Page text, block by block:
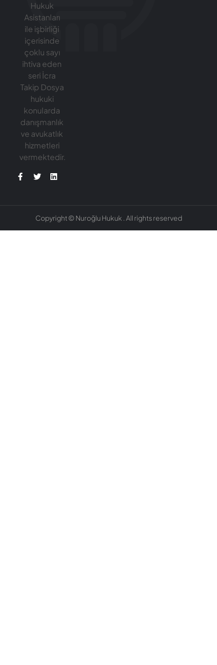
Hukuk
Asistanları
ile işbirliği
içerisinde
çoklu sayı
ihtiva eden
seri İcra
Takip Dosya
hukuki
konularda
danışmanlık
ve avukatlık
hizmetleri
vermektedir.
Copyright © Nuroğlu Hukuk . All rights reserved